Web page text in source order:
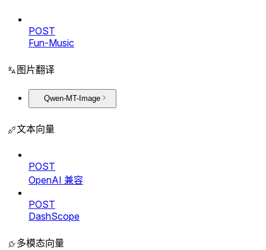
POST
Fun-Music
图片翻译
Qwen-MT-Image
文本向量
POST
OpenAI 兼容
POST
DashScope
多模态向量